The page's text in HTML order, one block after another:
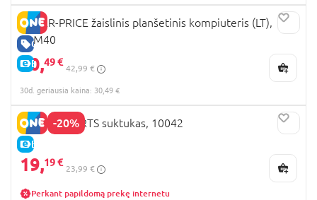
GERA KAINA
E-KAINA
FISHER-PRICE žaislinis planšetinis kompiuteris (LT),
DLM40
30,49 €
42,99 €
30d. geriausia kaina: 30,49 €
-20%
E-KAINA
BRIGHT STARTS suktukas, 10042
19,19 €
23,99 €
Perkant papildomą prekę internetu